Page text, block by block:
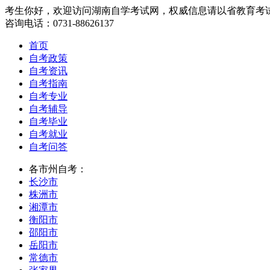
考生你好，欢迎访问湖南自学考试网，权威信息请以省教育考
咨询电话：0731-88626137
首页
自考政策
自考资讯
自考指南
自考专业
自考辅导
自考毕业
自考就业
自考问答
各市州自考：
长沙市
株洲市
湘潭市
衡阳市
邵阳市
岳阳市
常德市